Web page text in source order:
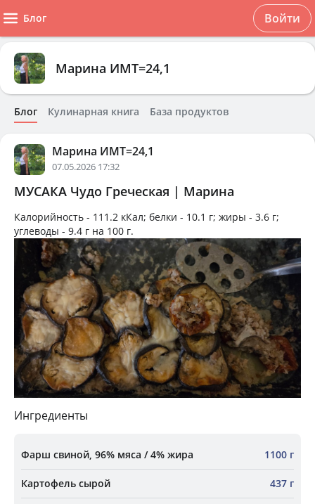
Блог Войти
Марина ИМТ=24,1
Блог Кулинарная книга База продуктов
Марина ИМТ=24,1
07.05.2026 17:32
МУСАКА Чудо Греческая | Марина
Калорийность - 111.2 кКал; белки - 10.1 г; жиры - 3.6 г;
углеводы - 9.4 г на 100 г.
Ингредиенты
Фарш свиной, 96% мяса / 4% жира 1100 г
Картофель сырой 437 г